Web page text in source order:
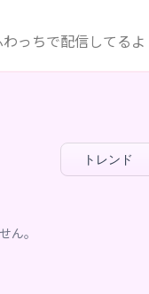
っちで配信してるよ
トレンド
ん。